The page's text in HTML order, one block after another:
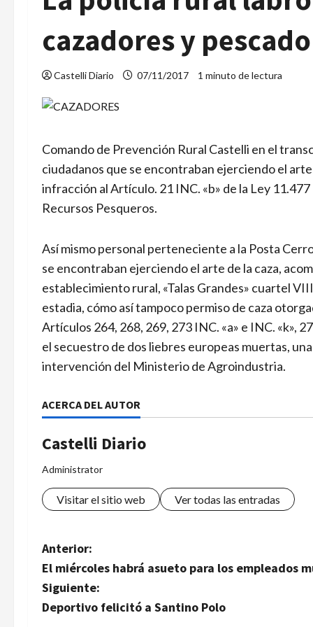
cazadores y
Castelli Diario 07/11/2017 1 minuto de lectura
Comando de Prevención Rural Castelli en el
ciudadanos que se encontraban ejerciendo el
infracción al Artículo. 21 INC. «b» de la Ley
Recursos Pesqueros.
Así mismo personal perteneciente a la Posta
se encontraban ejerciendo el arte de la caza,
establecimiento rural, «Talas Grandes» cuartel
estadia, cómo así tampoco permiso de caza
Artículos 264, 268, 269, 273 INC. «a» e INC. «k»,
el secuestro de dos liebres europeas muertas,
intervención del Ministerio de Agroindustria.
ACERCA DEL AUTOR
Castelli Diario
Administrator
Visitar el sitio web Ver todas las entradas
N
a
v
Anterior:
El miércoles habrá asueto para los empleados
Siguiente:
Deportivo felicitó a Santino Polo